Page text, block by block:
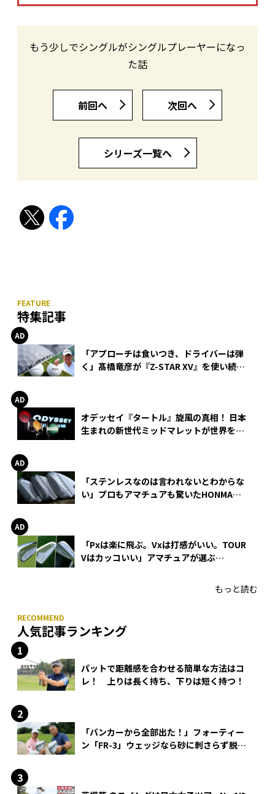
もう少しでシングルがシングルプレーヤーになっ
た話
前回へ 次回へ
シリーズ一覧へ
特集記事
「アプローチは食いつき、ドライバーは弾
く」髙橋竜彦が『Z-STAR XV』を使い続け
オデッセイ『タートル』旋風の真相！ 日本
生まれの新世代ミッドマレットが世界を席
「ステンレスなのは言われないとわからな
い」プロもアマチュアも驚いたHONMA
「Pxは楽に飛ぶ。Vxは打感がいい。TOUR
Vはカッコいい」アマチュアが選ぶ
もっと読む
人気記事ランキング
パットで距離感を合わせる簡単な方法はコ
レ！ 上りは長く持ち、下りは短く持つ！
「バンカーから全部出た！」フォーティー
ン「FR-3」ウェッジなら砂に刺さらず脱出